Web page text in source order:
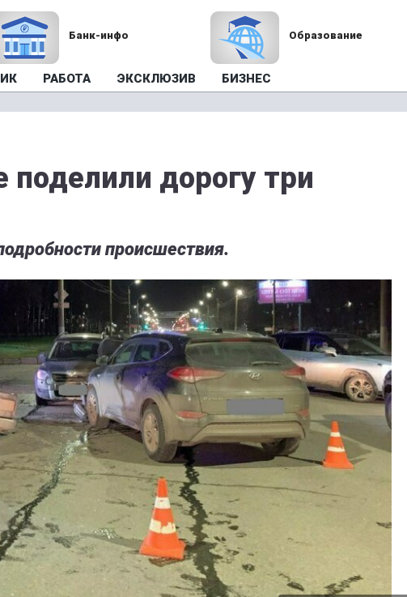
Банк-инфо Образование
РАБОТА ЭКСКЛЮЗИВ БИЗНЕС
поделили дорогу три
происшествия.